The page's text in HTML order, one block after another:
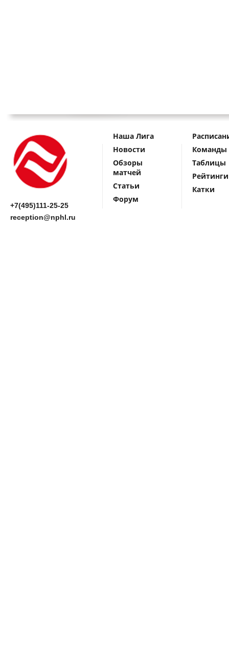
+7(495)111-25-25
reception@nphl.ru
Наша Лига
Новости
Обзоры
матчей
Статьи
Форум
Команды
Таблицы
Рейтинги
Катки